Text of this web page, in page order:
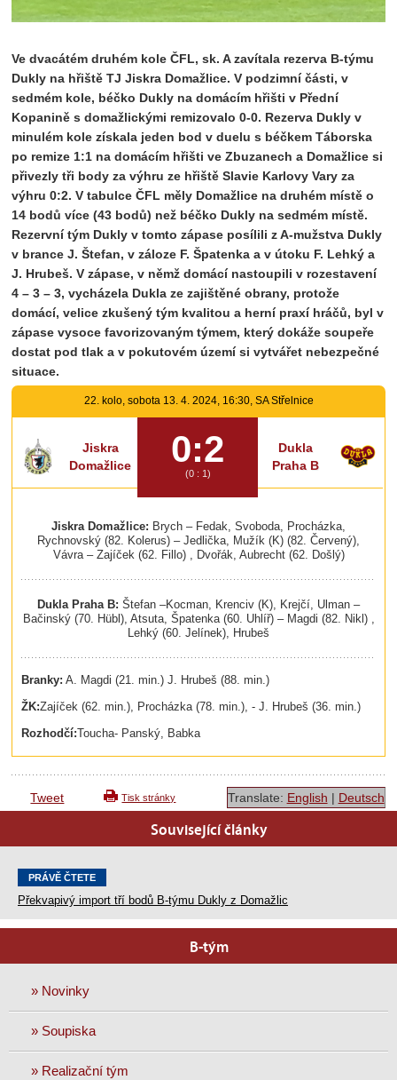
Ve dvacátém druhém kole ČFL, sk. A zavítala rezerva B-týmu
Dukly na hřiště TJ Jiskra Domažlice. V podzimní části, v
sedmém kole, béčko Dukly na domácím hřišti v Přední
Kopanině s domažlickými remizovalo 0-0. Rezerva Dukly v
minulém kole získala jeden bod v duelu s béčkem Táborska
po remize 1:1 na domácím hřišti ve Zbuzanech a Domažlice si
přivezly tři body za výhru ze hřiště Slavie Karlovy Vary za
výhru 0:2. V tabulce ČFL měly Domažlice na druhém místě o
14 bodů více (43 bodů) než béčko Dukly na sedmém místě.
Rezervní tým Dukly v tomto zápase posílili z A-mužstva Dukly
v brance J. Štefan, v záloze F. Špatenka a v útoku F. Lehký a
J. Hrubeš. V zápase, v němž domácí nastoupili v rozestavení
4 – 3 – 3, vycházela Dukla ze zajištěné obrany, protože
domácí, velice zkušený tým kvalitou a herní praxí hráčů, byl v
zápase vysoce favorizovaným týmem, který dokáže soupeře
dostat pod tlak a v pokutovém území si vytvářet nebezpečné
situace.
22. kolo, sobota 13. 4. 2024, 16:30, SA Střelnice
Jiskra
Domažlice
0:2
(0 : 1)
Dukla
Praha B
Jiskra Domažlice: Brych – Fedak, Svoboda, Procházka,
Rychnovský (82. Kolerus) – Jedlička, Mužík (K) (82. Červený),
Vávra – Zajíček (62. Fillo) , Dvořák, Aubrecht (62. Došlý)
Dukla Praha B: Štefan –Kocman, Krenciv (K), Krejčí, Ulman –
Bačinský (70. Hübl), Atsuta, Špatenka (60. Uhlíř) – Magdi (82. Nikl) ,
Lehký (60. Jelínek), Hrubeš
Branky: A. Magdi (21. min.) J. Hrubeš (88. min.)
ŽK:Zajíček (62. min.), Procházka (78. min.), - J. Hrubeš (36. min.)
Rozhodčí:Toucha- Panský, Babka
Tweet Tisk stránky Translate: English | Deutsch
Související články
PRÁVĚ ČTETE
Překvapivý import tří bodů B-týmu Dukly z Domažlic
B-tým
» Novinky
» Soupiska
» Realizační tým